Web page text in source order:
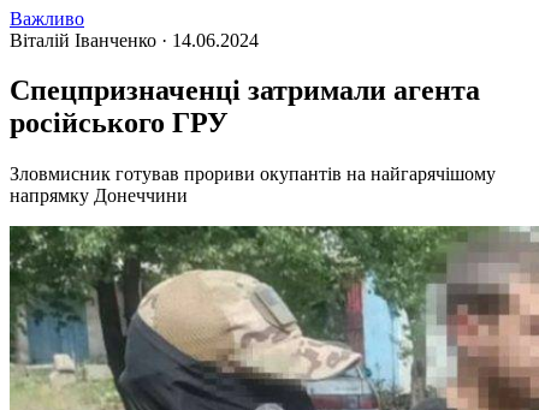
Важливо
Віталій Іванченко · 14.06.2024
Спецпризначенці затримали агента
російського ГРУ
Зловмисник готував прориви окупантів на найгарячішому
напрямку Донеччини